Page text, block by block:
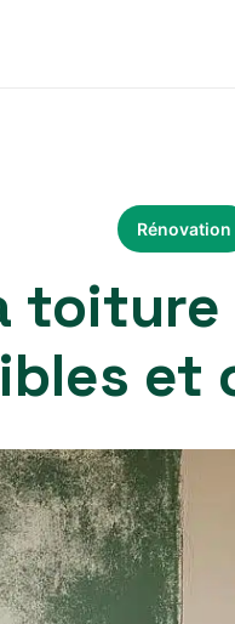
Rénovation
et